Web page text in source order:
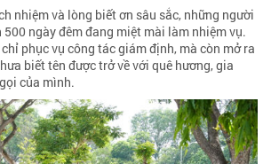
nhiệm và lòng biết ơn sâu sắc, những người
ngày đêm đang miệt mài làm nhiệm vụ.
phục vụ công tác giám định, mà còn mở ra
biết tên được trở về với quê hương, gia
của mình.